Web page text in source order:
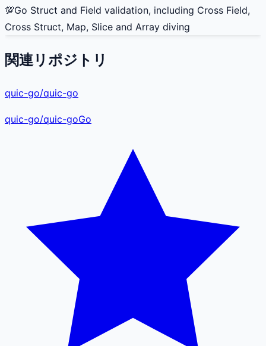
💯Go Struct and Field validation, including Cross Field,
Cross Struct, Map, Slice and Array diving
関連リポジトリ
quic-go/quic-go
quic-go/quic-goGo